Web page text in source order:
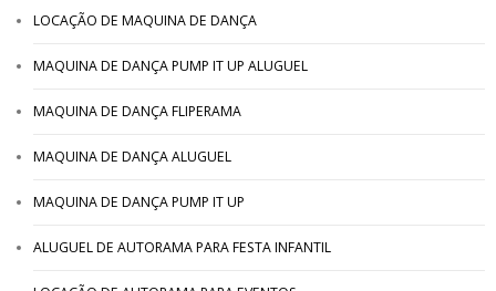
LOCAÇÃO DE MAQUINA DE DANÇA
MAQUINA DE DANÇA PUMP IT UP ALUGUEL
MAQUINA DE DANÇA FLIPERAMA
MAQUINA DE DANÇA ALUGUEL
MAQUINA DE DANÇA PUMP IT UP
ALUGUEL DE AUTORAMA PARA FESTA INFANTIL